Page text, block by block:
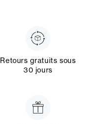
Retours gratuits sous
30 jours